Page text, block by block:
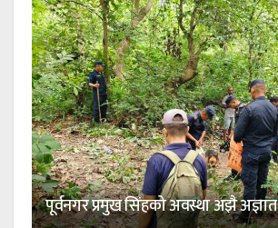
पूर्वनगर प्रमुख सिंहको अवस्था अझै अज्ञात